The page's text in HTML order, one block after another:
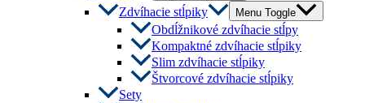
Zdvíhacie stĺpiky Menu Toggle
Obdĺžnikové zdvíhacie stĺpy
Kompaktné zdvíhacie stĺpiky
Slim zdvíhacie stĺpiky
Štvorcové zdvíhacie stĺpiky
Sety